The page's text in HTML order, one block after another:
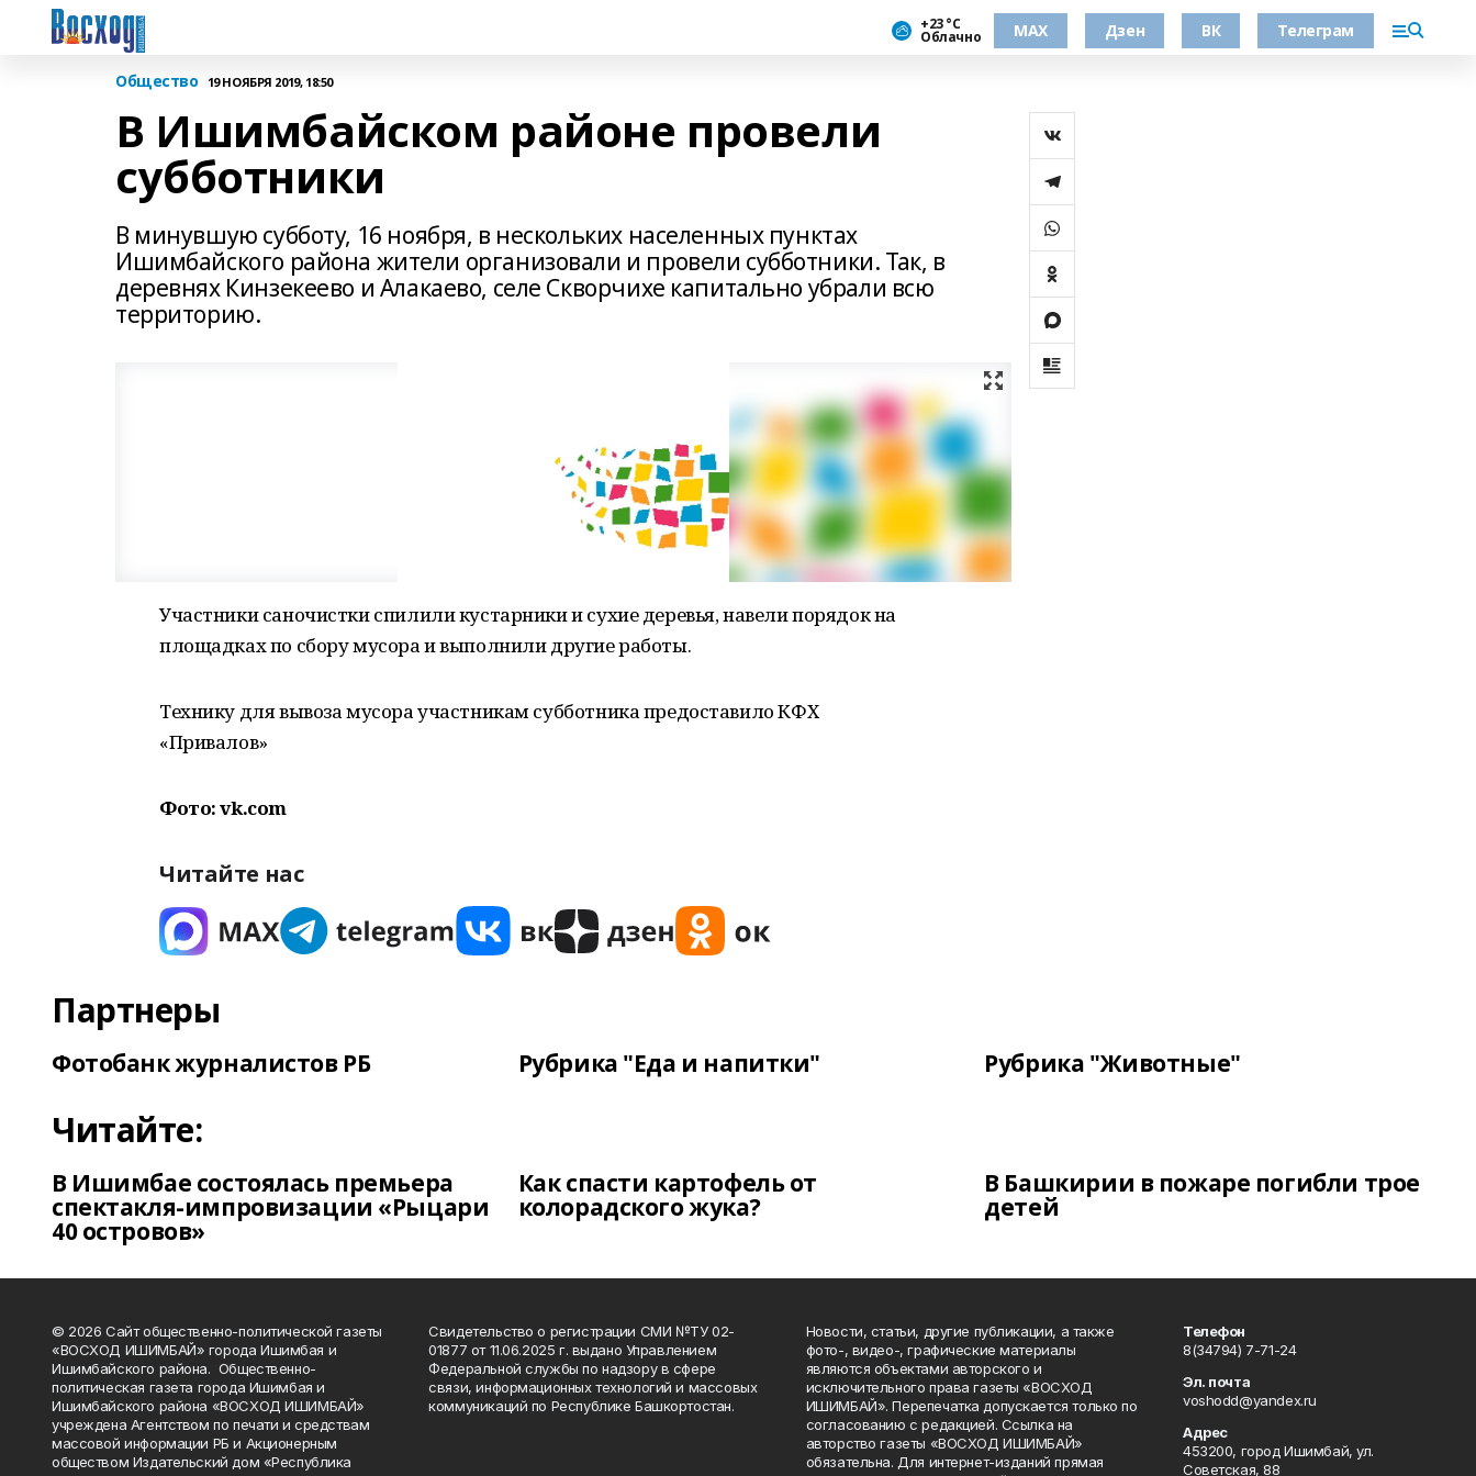
+23 °С
Облачно МАХ Дзен ВК Телеграм
Общество 19 НОЯБРЯ 2019, 18:50
В Ишимбайском районе провели
субботники
В минувшую субботу, 16 ноября, в нескольких населенных пунктах
Ишимбайского района жители организовали и провели субботники. Так, в
деревнях Кинзекеево и Алакаево, селе Скворчихе капитально убрали всю
территорию.
Участники саночистки спилили кустарники и сухие деревья, навели порядок на
площадках по сбору мусора и выполнили другие работы.
Технику для вывоза мусора участникам субботника предоставило КФХ
«Привалов»
Фото: vk.com
Читайте нас
Партнеры
Фотобанк журналистов РБ Рубрика "Еда и напитки" Рубрика "Животные"
Читайте:
В Ишимбае состоялась премьера
спектакля-импровизации «Рыцари
40 островов»
Как спасти картофель от
колорадского жука?
В Башкирии в пожаре погибли трое
детей
© 2026 Сайт общественно-политической газеты
«ВОСХОД ИШИМБАЙ» города Ишимбая и
Ишимбайского района. Общественно-
политическая газета города Ишимбая и
Ишимбайского района «ВОСХОД ИШИМБАЙ»
учреждена Агентством по печати и средствам
массовой информации РБ и Акционерным
обществом Издательский дом «Республика
Свидетельство о регистрации СМИ №ТУ 02-
01877 от 11.06.2025 г. выдано Управлением
Федеральной службы по надзору в сфере
связи, информационных технологий и массовых
коммуникаций по Республике Башкортостан.
Новости, статьи, другие публикации, а также
фото-, видео-, графические материалы
являются объектами авторского и
исключительного права газеты «ВОСХОД
ИШИМБАЙ». Перепечатка допускается только по
согласованию с редакцией. Ссылка на
авторство газеты «ВОСХОД ИШИМБАЙ»
обязательна. Для интернет-изданий прямая
Телефон
8(34794) 7-71-24
Эл. почта
voshodd@yandex.ru
Адрес
453200, город Ишимбай, ул.
Советская, 88